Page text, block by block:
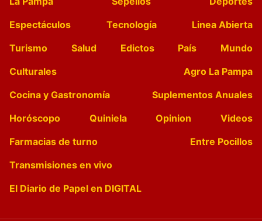
Espectáculos
Tecnología
Linea Abierta
Turismo
Salud Edictos País
Mundo
Culturales
Agro La Pampa
Cocina y Gastronomía
Suplementos Anuales
Horóscopo
Quiniela Opinion
Videos
Farmacias de turno
Entre Pocillos
Transmisiones en vivo
El Diario de Papel en DIGITAL